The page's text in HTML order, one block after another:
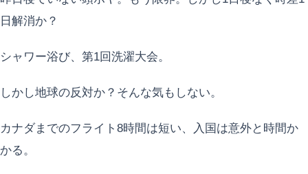
日解消か？
シャワー浴び、第1回洗濯大会。
しかし地球の反対か？そんな気もしない。
カナダまでのフライト8時間は短い、入国は意外と時間か
かる。